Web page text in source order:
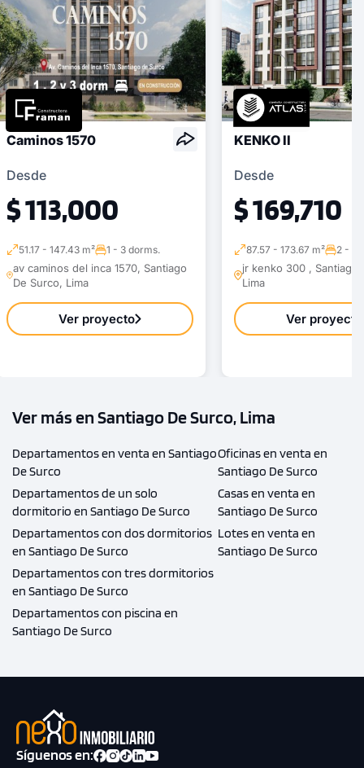
Caminos 1570
Desde
$ 113,000
51.17 - 147.43 m² 1 - 3 dorms.
av caminos del inca 1570, Santiago
De Surco, Lima
Ver proyecto
KENKO II
Desde
$ 169,710
87.57 - 173.67 m² 2 - 3
jr kenko 300 , Santiago
Lima
Ver proyecto
Ver más en Santiago De Surco, Lima
Departamentos en venta en Santiago
De Surco
Departamentos de un solo
dormitorio en Santiago De Surco
Departamentos con dos dormitorios
en Santiago De Surco
Departamentos con tres dormitorios
en Santiago De Surco
Departamentos con piscina en
Santiago De Surco
Oficinas en venta en
Santiago De Surco
Casas en venta en
Santiago De Surco
Lotes en venta en
Santiago De Surco
Síguenos en: